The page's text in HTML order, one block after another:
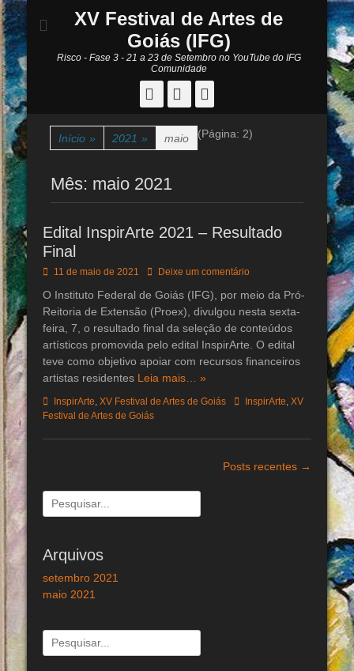
XV Festival de Artes de
Goiás (IFG)
Risco - Fase 3 - 21 a 23 de Setembro no YouTube do IFG
Comunidade
Facebook
YouTube
Início » 2021 » maio (Página: 2)
Mês: maio 2021
Edital InspirArte 2021 – Resultado
Final
Posted
11 de maio de 2021 Deixe um comentário
O Instituto Federal de Goiás (IFG), por meio da Pró-
Reitoria de Extensão (Proex), divulgou nesta sexta-
feira, 7, o resultado final da seleção de conteúdos
artísticos promovida pelo edital InspirArte. O edital
teve como objetivo apoiar com recursos financeiros
artistas residentes Leia mais… »
Categorias:
InspirArte, XV Festival de Artes de Goiás Tags:InspirArte, XV
Festival de Artes de Goiás
posts
Posts recentes →
Pesquisar
por:
Arquivos
setembro 2021
maio 2021
Pesquisar
por: